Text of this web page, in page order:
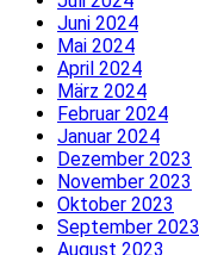
Juni 2024
Mai 2024
April 2024
März 2024
Februar 2024
Januar 2024
Dezember 2023
November 2023
Oktober 2023
September 2023
August 2023